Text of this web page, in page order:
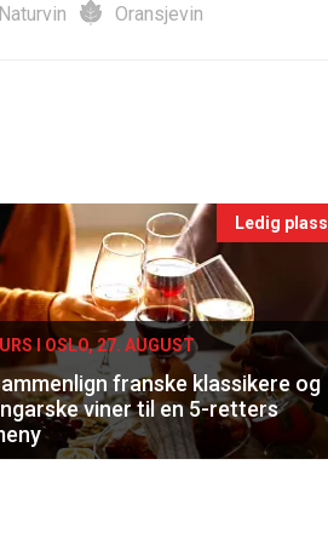
Naturvin Oransjevin
Ledig plass
I OSLO, 27. AUGUST
franske klassikere og
viner til en 5-retters